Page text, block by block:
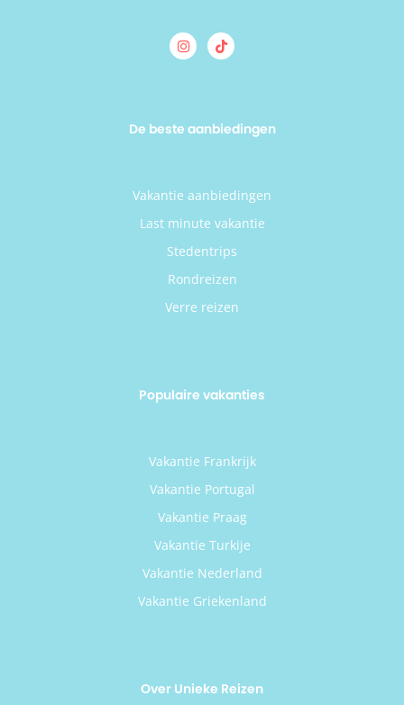
De beste aanbiedingen
Vakantie aanbiedingen
Last minute vakantie
Stedentrips
Rondreizen
Verre reizen
Populaire vakanties
Vakantie Frankrijk
Vakantie Portugal
Vakantie Praag
Vakantie Turkije
Vakantie Nederland
Vakantie Griekenland
Over Unieke Reizen